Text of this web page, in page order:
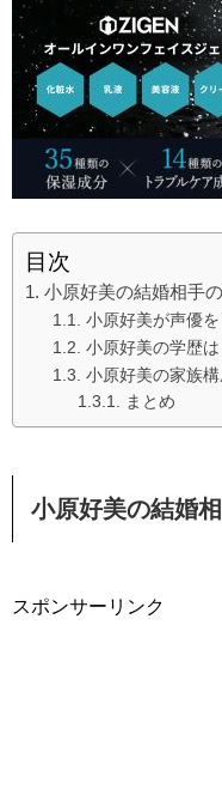
目次
小原好美の結婚相手
小原好美が声優
小原好美の学歴は
小原好美の家族構
まとめ
小原好美の結婚
スポンサーリンク